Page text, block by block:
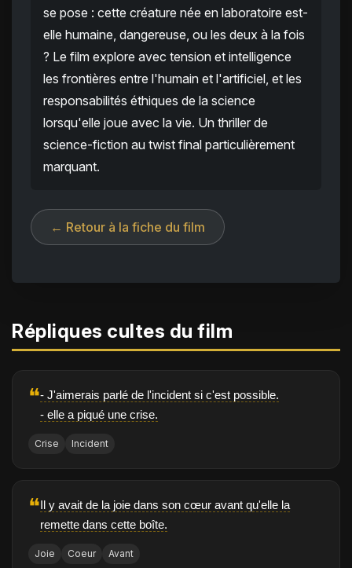
se pose : cette créature née en laboratoire est-
elle humaine, dangereuse, ou les deux à la fois
? Le film explore avec tension et intelligence
les frontières entre l'humain et l'artificiel, et les
responsabilités éthiques de la science
lorsqu'elle joue avec la vie. Un thriller de
science-fiction au twist final particulièrement
marquant.
← Retour à la fiche du film
Répliques cultes du film
❝- J'aimerais parlé de l'incident si c'est possible.
- elle a piqué une crise.
Crise Incident
❝Il y avait de la joie dans son cœur avant qu'elle la
remette dans cette boîte.
Joie Coeur Avant